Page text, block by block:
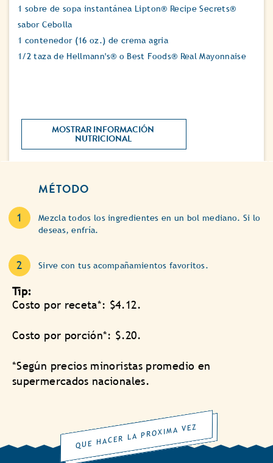
1 sobre de sopa instantánea Lipton® Recipe Secrets®
sabor Cebolla
1 contenedor (16 oz.) de crema agria
1/2 taza de Hellmann's® o Best Foods® Real Mayonnaise
MOSTRAR INFORMACIÓN
NUTRICIONAL
MÉTODO
Mezcla todos los ingredientes en un bol mediano. Si lo
deseas, enfría.
Sirve con tus acompañamientos favoritos.
Tip:
Costo por receta*: $4.12.
Costo por porción*: $.20.
*Según precios minoristas promedio en
supermercados nacionales.
QUE HACER LA PROXIMA VEZ